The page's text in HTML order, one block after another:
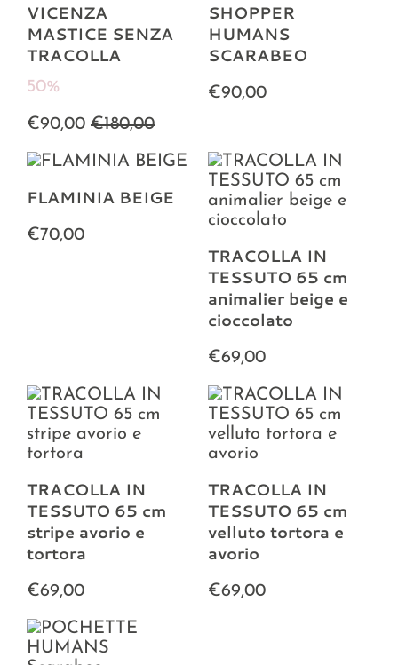
VICENZA
MASTICE SENZA
TRACOLLA
50%
€90,00 €180,00
SHOPPER
HUMANS
SCARABEO
€90,00
FLAMINIA BEIGE
€70,00
TRACOLLA IN
TESSUTO 65 cm
animalier beige e
cioccolato
€69,00
TRACOLLA IN
TESSUTO 65 cm
stripe avorio e
tortora
€69,00
TRACOLLA IN
TESSUTO 65 cm
velluto tortora e
avorio
€69,00